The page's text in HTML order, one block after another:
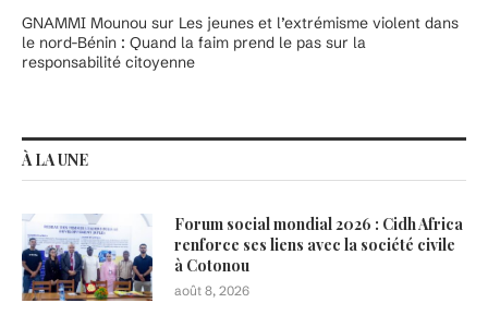
GNAMMI Mounou sur Les jeunes et l’extrémisme violent dans
le nord-Bénin : Quand la faim prend le pas sur la
responsabilité citoyenne
À LA UNE
Forum social mondial 2026 : Cidh Africa
renforce ses liens avec la société civile
à Cotonou
août 8, 2026